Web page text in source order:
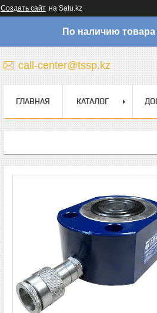
Создать сайт на Satu.kz
По наличию
call-center@tssp.kz
ГЛАВНАЯ КАТАЛОГ